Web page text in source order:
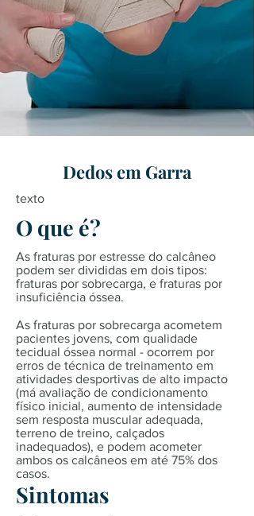
Dedos em Garra
texto
O que é?
As fraturas por estresse do calcâneo
podem ser divididas em dois tipos:
fraturas por sobrecarga, e fraturas por
insuficiência óssea.
As fraturas por sobrecarga acometem
pacientes jovens, com qualidade
tecidual óssea normal - ocorrem por
erros de técnica de treinamento em
atividades desportivas de alto impacto
(má avaliação de condicionamento
físico inicial, aumento de intensidade
sem resposta muscular adequada,
terreno de treino, calçados
inadequados), e podem acometer
ambos os calcâneos em até 75% dos
casos.
Sintomas